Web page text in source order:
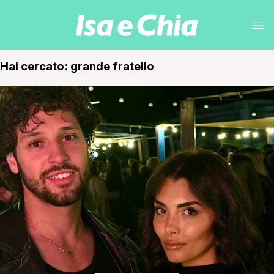
Hai cercato: grande fratello